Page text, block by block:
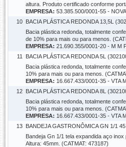
altura. Produto certificado conforme
EMPRESA: 53.385.500/0001-55 -
10 BACIA PLÁSTICA REDONDA 13,5L
Bacia plástica redonda, totalmente
de 10% para mais ou para menos.
EMPRESA: 21.690.355/0001-20 - M M
11
BACIA PLÁSTICA REDONDA 5L
Bacia plástica redonda, totalmente
10% para mais ou para menos.
EMPRESA: 16.667.433/0001-35 - VTA
12 BACIA PLÁSTICA REDONDA 8L
Bacia plástica redonda, totalmente
10% para mais ou para menos.
EMPRESA: 16.667.433/0001-35 - VTA
13 BANDEJA GASTRONÔMICA GN 1/1
Bandeja Gn 1/1 tela expandida aço
Altura: 45mm. (CATMAT: 473187)